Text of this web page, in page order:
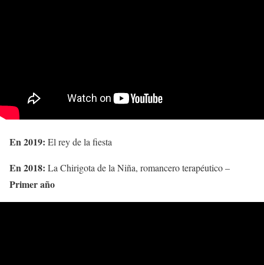
En 2019: El rey de la fiesta
En 2018: La Chirigota de la Niña, romancero terapéutico –
Primer año